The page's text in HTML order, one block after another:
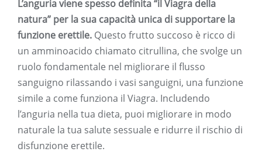
L’anguria viene spesso definita “il Viagra della
natura” per la sua capacità unica di supportare la
funzione erettile. Questo frutto succoso è ricco di
un amminoacido chiamato citrullina, che svolge un
ruolo fondamentale nel migliorare il flusso
sanguigno rilassando i vasi sanguigni, una funzione
simile a come funziona il Viagra. Includendo
l’anguria nella tua dieta, puoi migliorare in modo
naturale la tua salute sessuale e ridurre il rischio di
disfunzione erettile.